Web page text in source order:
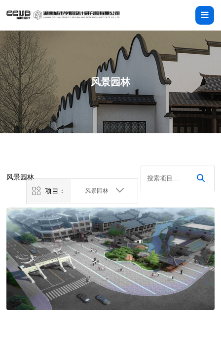
风景园林
风景园林
项目：
风景园林